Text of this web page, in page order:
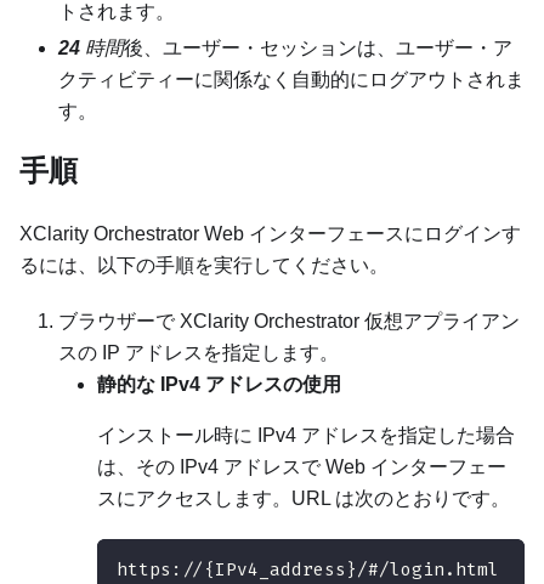
トされます。
24 時間後、ユーザー・セッションは、ユーザー・ア
クティビティーに関係なく自動的にログアウトされま
す。
手順
XClarity Orchestrator Web インターフェースにログインす
るには、以下の手順を実行してください。
ブラウザーで XClarity Orchestrator 仮想アプライアン
スの IP アドレスを指定します。
静的な IPv4 アドレスの使用
インストール時に IPv4 アドレスを指定した場合
は、その IPv4 アドレスで Web インターフェー
スにアクセスします。URL は次のとおりです。
https://{IPv4_address}/#/login.html